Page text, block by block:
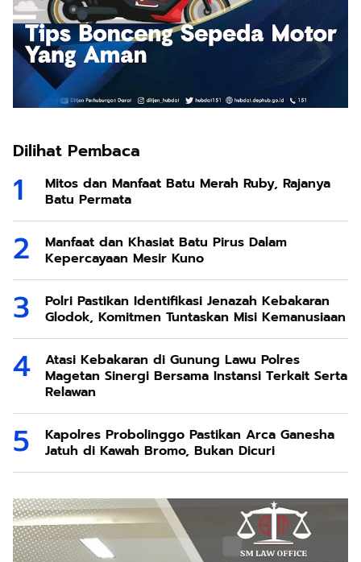
Dilihat Pembaca
Mitos dan Manfaat Batu Merah Ruby, Rajanya
Batu Permata
Manfaat dan Khasiat Batu Pirus Dalam
Kepercayaan Mesir Kuno
Polri Pastikan Identifikasi Jenazah Kebakaran
Glodok, Komitmen Tuntaskan Misi Kemanusiaan
Atasi Kebakaran di Gunung Lawu Polres
Magetan Sinergi Bersama Instansi Terkait Serta
Relawan
Kapolres Probolinggo Pastikan Arca Ganesha
Jatuh di Kawah Bromo, Bukan Dicuri